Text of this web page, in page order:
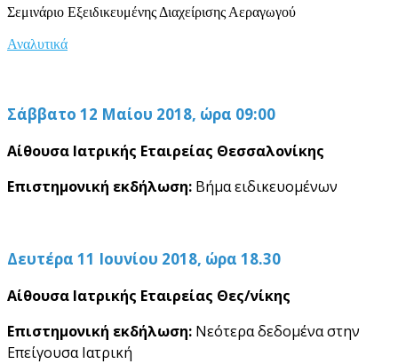
Σεμινάριο Εξειδικευμένης Διαχείρισης Αεραγωγού
Αναλυτικά
Σάββατο 12 Μαίου 2018, ώρα 09:00
Αίθουσα Ιατρικής Εταιρείας Θεσσαλονίκης
Επιστημονική εκδήλωση: Βήμα ειδικευομένων
Δευτέρα 11 Ιουνίου 2018, ώρα 18.30
Αίθουσα Ιατρικής Εταιρείας Θες/νίκης
Επιστημονική εκδήλωση: Νεότερα δεδομένα στην
Επείγουσα Ιατρική